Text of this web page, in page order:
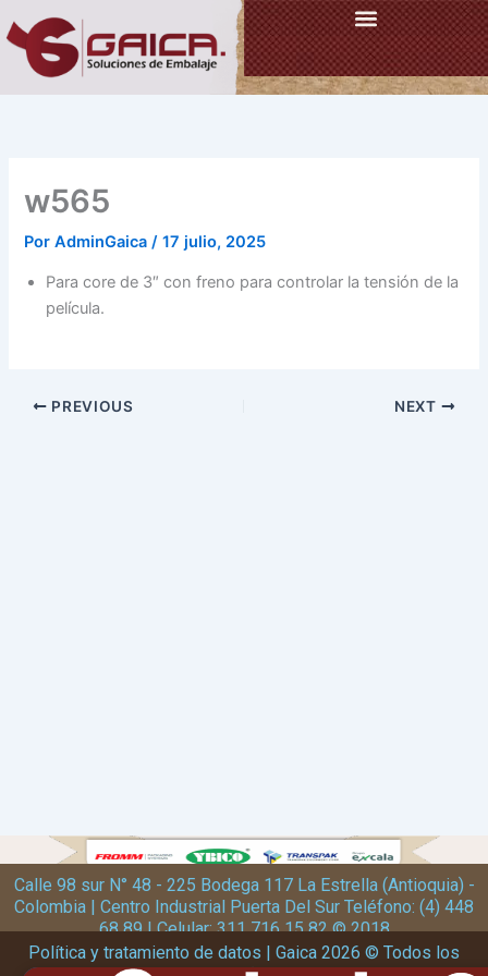
al
contenido
w565
PorAdminGaica/17 julio, 2025
Para core de 3″ con freno para controlar la tensión de la
película.
PREVIOUS NEXT
Calle 98 sur N° 48 - 225 Bodega 117 La Estrella (Antioquia) -
Colombia | Centro Industrial Puerta Del Sur Teléfono: (4) 448
68 89 | Celular: 311 716 15 82 © 2018
Política y tratamiento de datos | Gaica 2026 © Todos los